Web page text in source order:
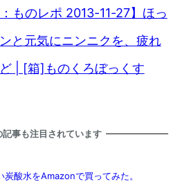
ものレポ 2013-11-27】ほっ
と元気にニンニクを、疲れ
| [箱]ものくろぼっくす
記事も注目されています
炭酸水をAmazonで買ってみた。